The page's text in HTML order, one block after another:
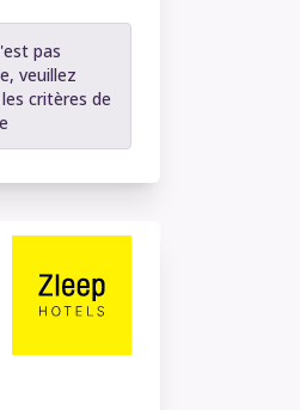
pas
veuillez
critères de